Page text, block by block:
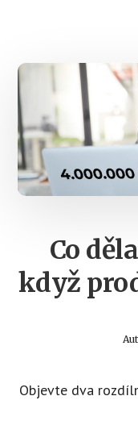
Main
Content
Co
když
Objevte dva